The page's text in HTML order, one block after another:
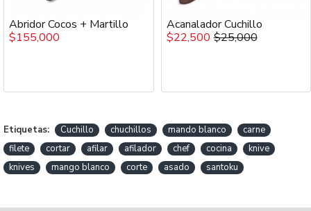
COLOR
MEDIDAS
Largo: 17.78 cms o 7 pulgadas
Abridor Cocos + Martillo
$155,000
Acanalador Cuchillo
$22,500 $25,000
Etiquetas: Cuchillo chuchillos mando blanco
carne
filete
cortar afilar afilador chef cocina
knive
knives
mango blanco corte asado santoku